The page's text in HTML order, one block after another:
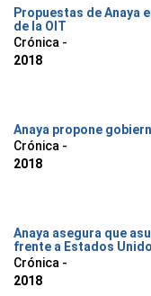
Propuestas de Anaya
de la OIT
Crónica -
2018
Anaya propone
Crónica -
2018
Anaya asegura que
frente a Estados
Crónica -
2018